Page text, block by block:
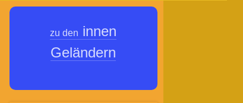
zu den innen
Geländern